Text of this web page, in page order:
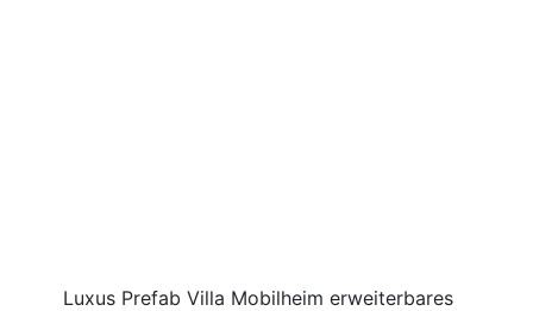
Luxus Prefab Villa Mobilheim erweiterbares